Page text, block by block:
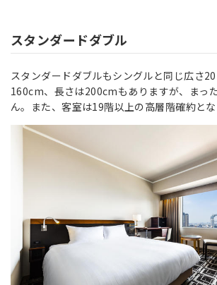
スタンダードダブル
スタンダードダブルもシングルと同じ広さ
160cm、長さは200cmもありますが、まっ
ん。また、客室は19階以上の高層階確約とな